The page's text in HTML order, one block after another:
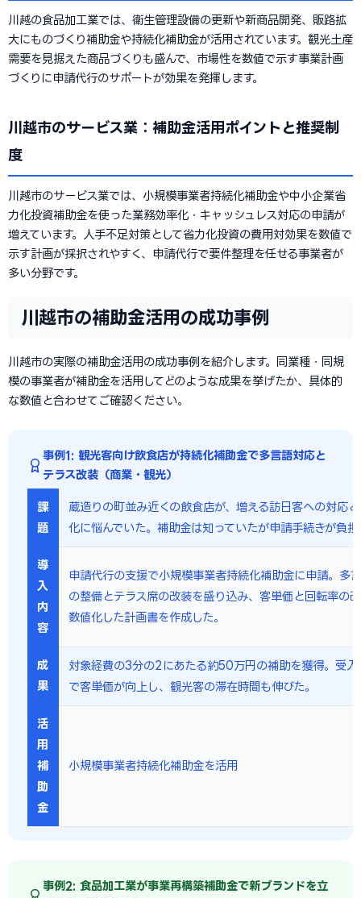
川越の食品加工業では、衛生管理設備の更新や新商品開発、販路拡
大にものづくり補助金や持続化補助金が活用されています。観光土産
需要を見据えた商品づくりも盛んで、市場性を数値で示す事業計画
づくりに申請代行のサポートが効果を発揮します。
川越市のサービス業：補助金活用ポイントと推奨制
度
川越市のサービス業では、小規模事業者持続化補助金や中小企業省
力化投資補助金を使った業務効率化・キャッシュレス対応の申請が
増えています。人手不足対策として省力化投資の費用対効果を数値で
示す計画が採択されやすく、申請代行で要件整理を任せる事業者が
多い分野です。
川越市の補助金活用の成功事例
川越市の実際の補助金活用の成功事例を紹介します。同業種・同規
模の事業者が補助金を活用してどのような成果を挙げたか、具体的
な数値と合わせてご確認ください。
事例1: 観光客向け飲食店が持続化補助金で多言語対応と
テラス改装（商業・観光）
課
題
蔵造りの町並み近くの飲食店が、増える訪日客への対応
化に悩んでいた。補助金は知っていたが申請手続きが負
導
入
内
容
申請代行の支援で小規模事業者持続化補助金に申請。多
の整備とテラス席の改装を盛り込み、客単価と回転率の
数値化した計画書を作成した。
成
果
対象経費の3分の2にあたる約50万円の補助を獲得。受入
で客単価が向上し、観光客の滞在時間も伸びた。
活
用
補
助
金
小規模事業者持続化補助金を活用
事例2: 食品加工業が事業再構築補助金で新ブランドを立